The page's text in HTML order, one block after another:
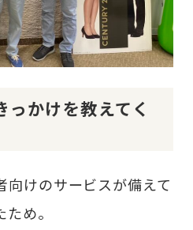
っかけを教えてく
向けのサービスが備えて
め。